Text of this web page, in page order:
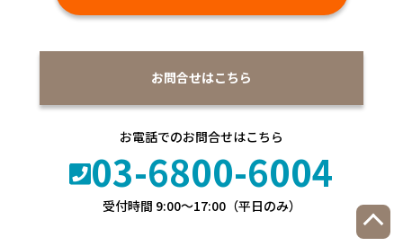
お問合せはこちら
お電話でのお問合せはこちら
03-6800-6004
受付時間 9:00〜17:00（平日のみ）